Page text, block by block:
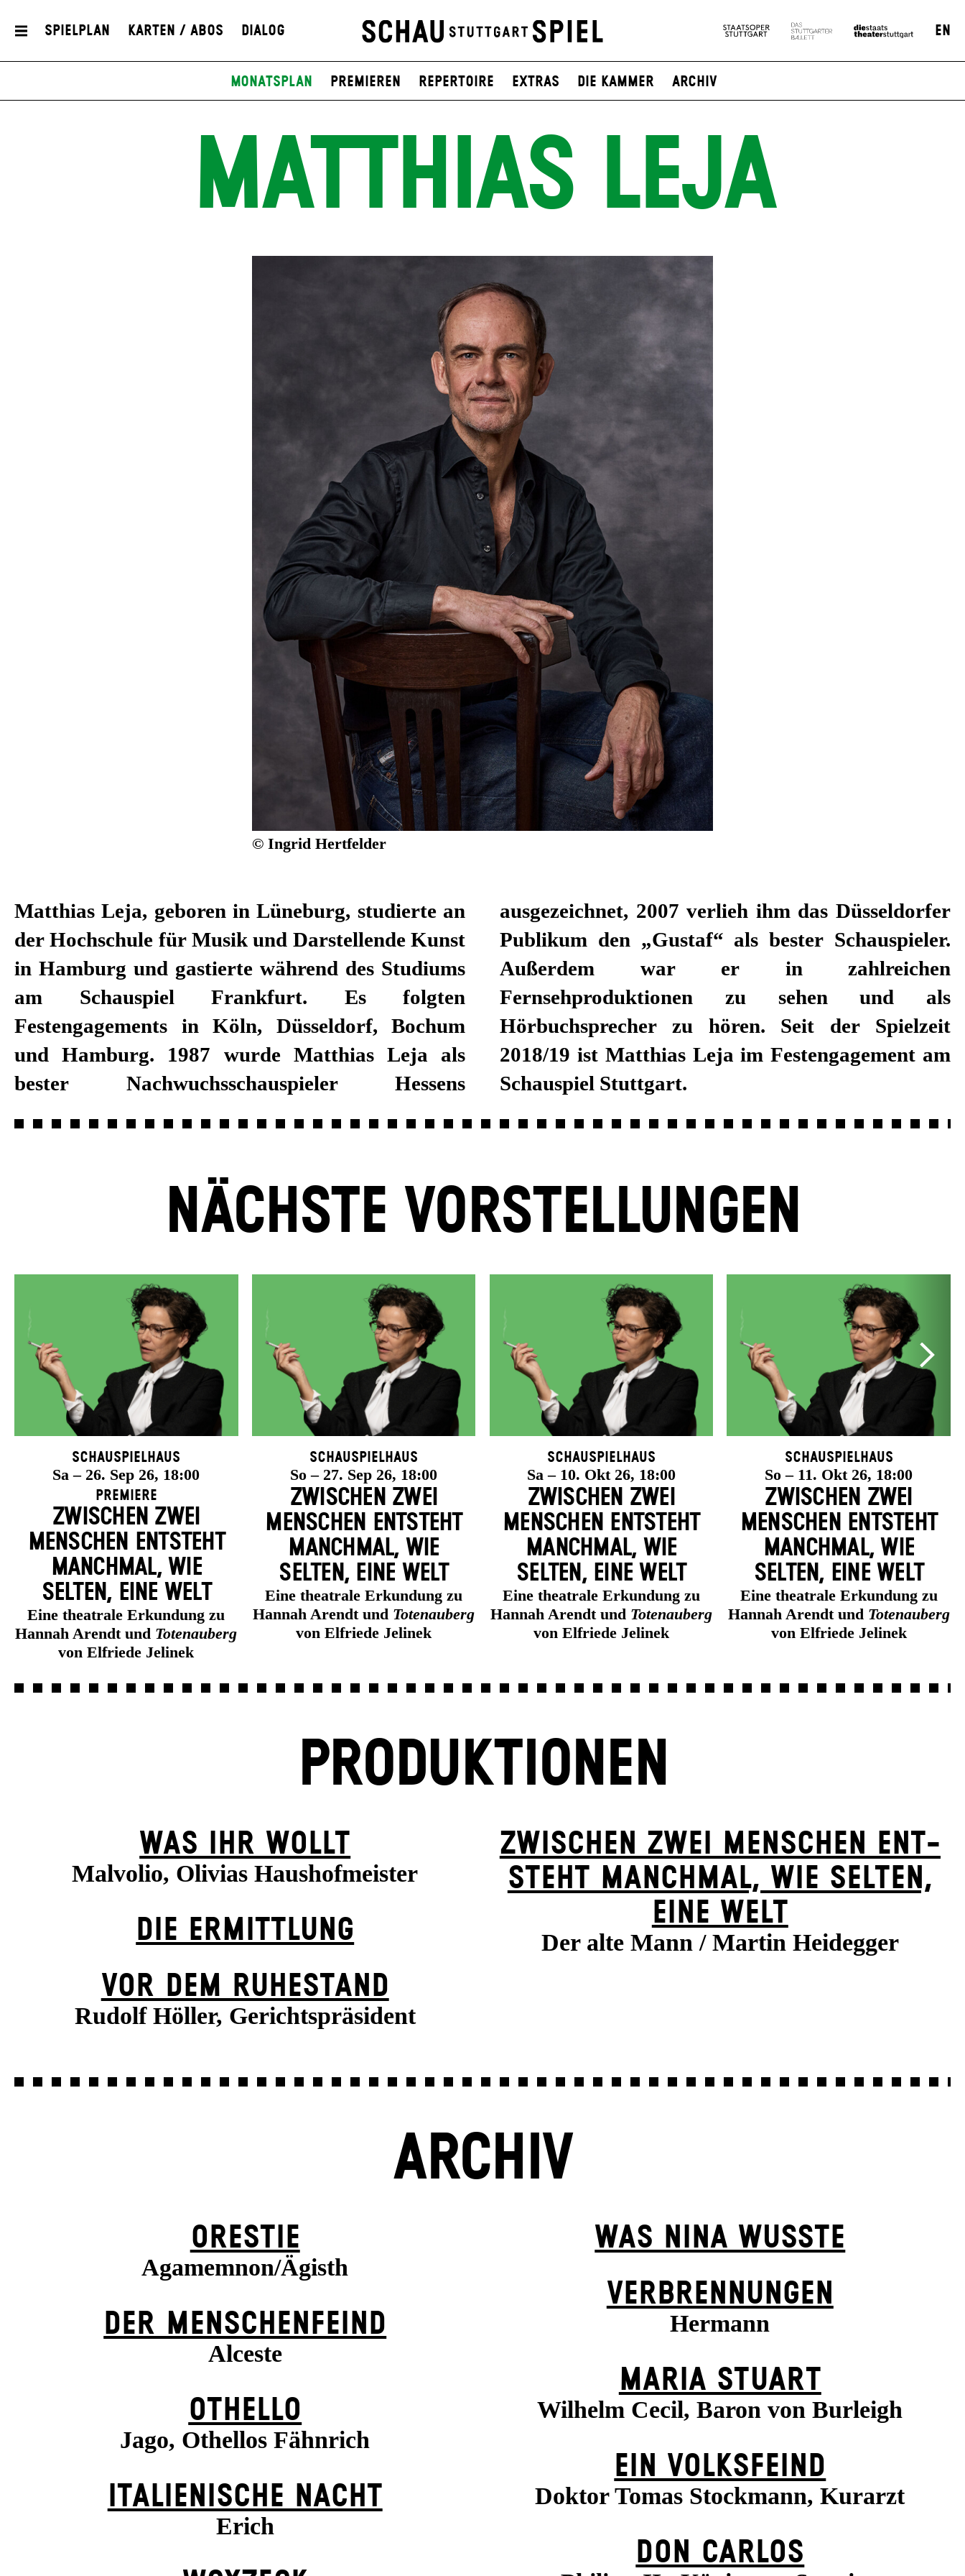
Spielplan Karten / Abos Dialog EN
Monatsplan Premieren Repertoire Extras Die Kammer Archiv
MATTHIAS LEJA
© Ingrid Hertfelder
Matthias Leja, geboren in Lüneburg, studierte an
der Hochschule für Musik und Darstellende Kunst
in Hamburg und gastierte während des Studiums
am Schauspiel Frankfurt. Es folgten
Festengagements in Köln, Düsseldorf, Bochum
und Hamburg. 1987 wurde Matthias Leja als
bester Nachwuchsschauspieler Hessens
ausgezeichnet, 2007 verlieh ihm das Düsseldorfer
Publikum den „Gustaf“ als bester Schauspieler.
Außerdem war er in zahlreichen
Fernsehproduktionen zu sehen und als
Hörbuchsprecher zu hören. Seit der Spielzeit
2018/19 ist Matthias Leja im Festengagement am
Schauspiel Stuttgart.
NÄCHSTE VORSTELLUNGEN
Schauspielhaus
Sa – 26. Sep 26, 18:00
Premiere
ZWISCHEN ZWEI
MENSCHEN ENT­STEHT
MANCH­MAL, WIE
SELTEN, EINE WELT
Eine theatrale Erkundung zu
Hannah Arendt und Totenauberg
von Elfriede Jelinek
Schauspielhaus
So – 27. Sep 26, 18:00
ZWISCHEN ZWEI
MENSCHEN ENT­STEHT
MANCH­MAL, WIE
SELTEN, EINE WELT
Eine theatrale Erkundung zu
Hannah Arendt und Totenauberg
von Elfriede Jelinek
Schauspielhaus
Sa – 10. Okt 26, 18:00
ZWISCHEN ZWEI
MENSCHEN ENT­STEHT
MANCH­MAL, WIE
SELTEN, EINE WELT
Eine theatrale Erkundung zu
Hannah Arendt und Totenauberg
von Elfriede Jelinek
Schauspielhaus
So – 11. Okt 26, 18:00
ZWISCHEN ZWEI
MENSCHEN ENT­STEHT
MANCH­MAL, WIE
SELTEN, EINE WELT
Eine theatrale Erkundung zu
Hannah Arendt und Totenauberg
von Elfriede Jelinek
PRODUKTIONEN
WAS IHR WOLLT
Malvolio, Olivias Haushofmeister
DIE ERMITTLUNG
VOR DEM RUHESTAND
Rudolf Höller, Gerichtspräsident
ZWISCHEN ZWEI MENSCHEN ENT­
STEHT MANCH­MAL, WIE SELTEN,
EINE WELT
Der alte Mann / Martin Heidegger
ARCHIV
ORESTIE
Agamemnon/Ägisth
DER MENSCHENFEIND
Alceste
OTHELLO
Jago, Othellos Fähnrich
ITALIENISCHE NACHT
Erich
WAS NINA WUSSTE
VERBRENNUNGEN
Hermann
MARIA STUART
Wilhelm Cecil, Baron von Burleigh
EIN VOLKS­FEIND
Doktor Tomas Stockmann, Kurarzt
DON CARLOS